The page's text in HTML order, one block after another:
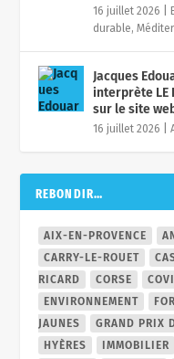
16 juillet 2026
durable,
Jacques
interprète LE
sur le site
16 juillet 2026 |
REBONDIR…
AIX-EN-PROVENCE
CARRY-LE-ROUET
RICARD
CORSE
ENVIRONNEMENT
JAUNES
GRAND PRIX
HYÈRES
IMMOBILIER